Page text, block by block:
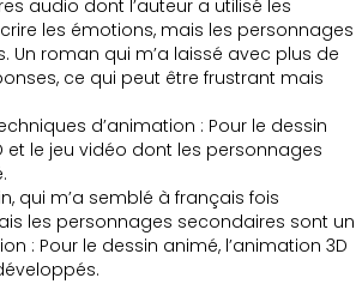
audio dont l’auteur a utilisé les
les émotions, mais les personnages
Un roman qui m’a laissé avec plus de
ce qui peut être frustrant mais
d’animation : Pour le dessin
et le jeu vidéo dont les personnages
qui m’a semblé à français fois
les personnages secondaires sont un
: Pour le dessin animé, l’animation 3D